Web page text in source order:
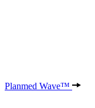
Planmed Wave™